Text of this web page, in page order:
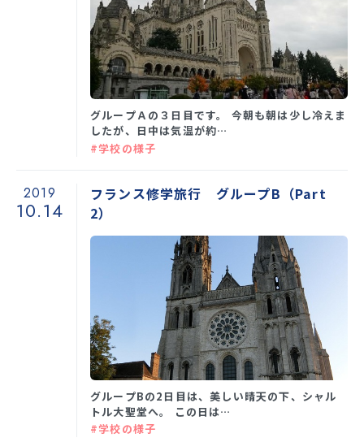
グループＡの３日目です。 今朝も朝は少し冷えま
したが、日中は気温が約…
#学校の様子
2019
10.14
フランス修学旅行 グループB（Part
2）
グループBの2日目は、美しい晴天の下、シャル
トル大聖堂へ。 この日は…
#学校の様子